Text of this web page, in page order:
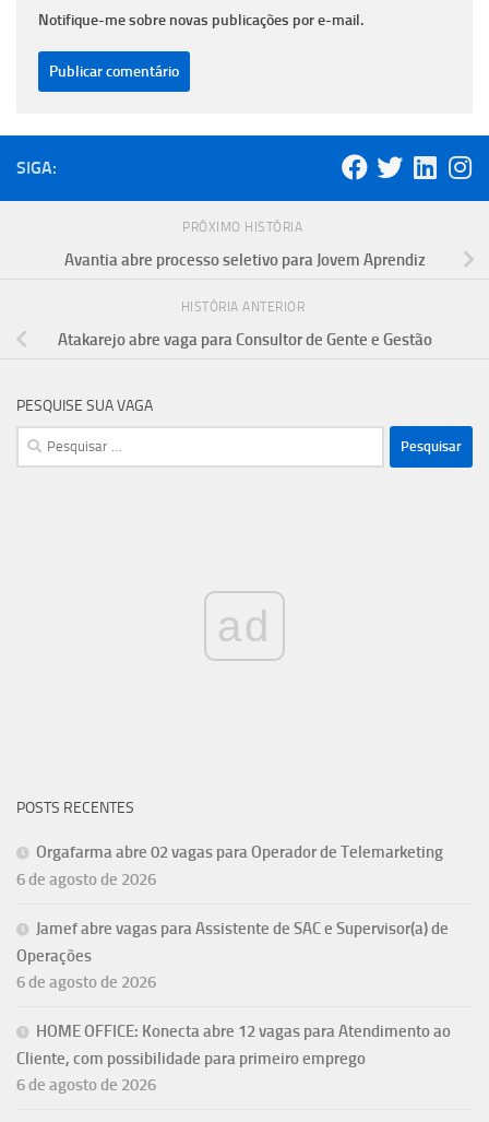
Notifique-me sobre novas publicações por e-mail.
SIGA:
PRÓXIMO HISTÓRIA
Avantia abre processo seletivo para Jovem Aprendiz
HISTÓRIA ANTERIOR
Atakarejo abre vaga para Consultor de Gente e Gestão
PESQUISE SUA VAGA
Pesquisar
por:
ad
POSTS RECENTES
Orgafarma abre 02 vagas para Operador de Telemarketing
6 de agosto de 2026
Jamef abre vagas para Assistente de SAC e Supervisor(a) de
Operações
6 de agosto de 2026
HOME OFFICE: Konecta abre 12 vagas para Atendimento ao
Cliente, com possibilidade para primeiro emprego
6 de agosto de 2026